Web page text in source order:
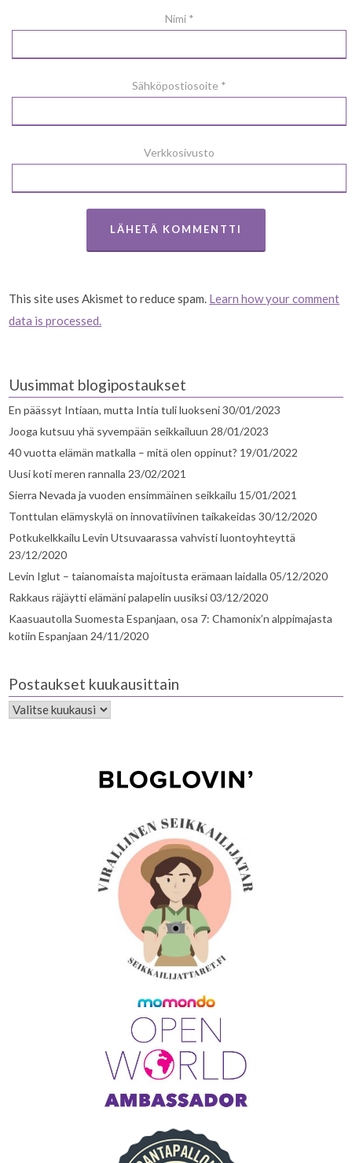
Nimi *
Sähköpostiosoite *
Verkkosivusto
This site uses Akismet to reduce spam. Learn how your comment
data is processed.
Uusimmat blogipostaukset
En päässyt Intiaan, mutta Intia tuli luokseni30/01/2023
Jooga kutsuu yhä syvempään seikkailuun 28/01/2023
40 vuotta elämän matkalla – mitä olen oppinut? 19/01/2022
Uusi koti meren rannalla 23/02/2021
Sierra Nevada ja vuoden ensimmäinen seikkailu 15/01/2021
Tonttulan elämyskylä on innovatiivinen taikakeidas 30/12/2020
Potkukelkkailu Levin Utsuvaarassa vahvisti luontoyhteyttä
23/12/2020
Levin Iglut – taianomaista majoitusta erämaan laidalla 05/12/2020
Rakkaus räjäytti elämäni palapelin uusiksi03/12/2020
Kaasuautolla Suomesta Espanjaan, osa 7: Chamonix’n alppimajasta
kotiin Espanjaan 24/11/2020
Postaukset kuukausittain